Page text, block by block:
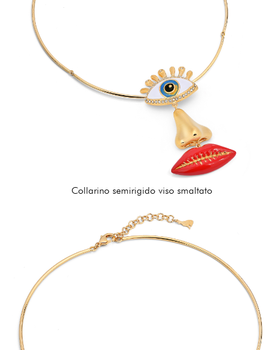
Collarino semirigido viso smaltato